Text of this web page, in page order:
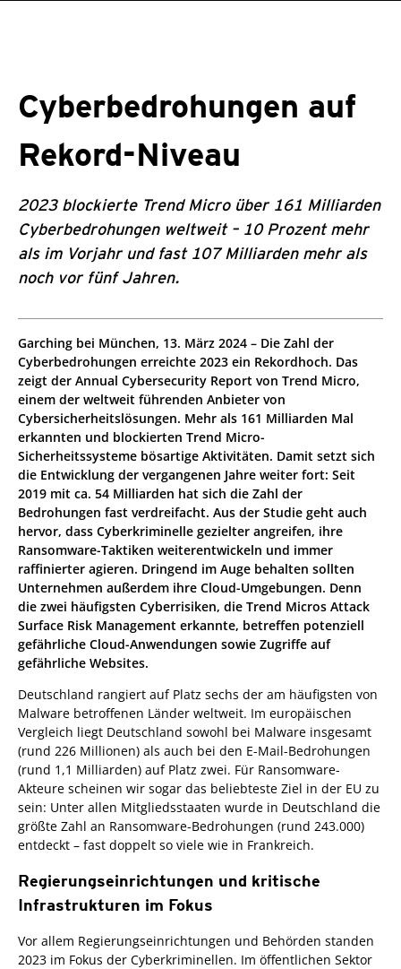
Cyberbedrohungen auf
Rekord-Niveau
2023 blockierte Trend Micro über 161 Milliarden
Cyberbedrohungen weltweit – 10 Prozent mehr
als im Vorjahr und fast 107 Milliarden mehr als
noch vor fünf Jahren.
Garching bei München, 13. März 2024 – Die Zahl der
Cyberbedrohungen erreichte 2023 ein Rekordhoch. Das
zeigt der Annual Cybersecurity Report von Trend Micro,
einem der weltweit führenden Anbieter von
Cybersicherheitslösungen. Mehr als 161 Milliarden Mal
erkannten und blockierten Trend Micro-
Sicherheitssysteme bösartige Aktivitäten. Damit setzt sich
die Entwicklung der vergangenen Jahre weiter fort: Seit
2019 mit ca. 54 Milliarden hat sich die Zahl der
Bedrohungen fast verdreifacht. Aus der Studie geht auch
hervor, dass Cyberkriminelle gezielter angreifen, ihre
Ransomware-Taktiken weiterentwickeln und immer
raffinierter agieren. Dringend im Auge behalten sollten
Unternehmen außerdem ihre Cloud-Umgebungen. Denn
die zwei häufigsten Cyberrisiken, die Trend Micros Attack
Surface Risk Management erkannte, betreffen potenziell
gefährliche Cloud-Anwendungen sowie Zugriffe auf
gefährliche Websites.
Deutschland rangiert auf Platz sechs der am häufigsten von
Malware betroffenen Länder weltweit. Im europäischen
Vergleich liegt Deutschland sowohl bei Malware insgesamt
(rund 226 Millionen) als auch bei den E-Mail-Bedrohungen
(rund 1,1 Milliarden) auf Platz zwei. Für Ransomware-
Akteure scheinen wir sogar das beliebteste Ziel in der EU zu
sein: Unter allen Mitgliedsstaaten wurde in Deutschland die
größte Zahl an Ransomware-Bedrohungen (rund 243.000)
entdeckt – fast doppelt so viele wie in Frankreich.
Regierungseinrichtungen und kritische
Infrastrukturen im Fokus
Vor allem Regierungseinrichtungen und Behörden standen
2023 im Fokus der Cyberkriminellen. Im öffentlichen Sektor
Products